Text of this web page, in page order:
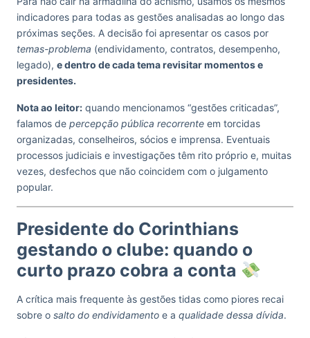
indicadores para todas as gestões analisadas ao longo das
próximas seções. A decisão foi apresentar os casos por
temas-problema (endividamento, contratos, desempenho,
legado), e dentro de cada tema revisitar momentos e
presidentes.
Nota ao leitor: quando mencionamos “gestões criticadas”,
falamos de percepção pública recorrente em torcidas
organizadas, conselheiros, sócios e imprensa. Eventuais
processos judiciais e investigações têm rito próprio e, muitas
vezes, desfechos que não coincidem com o julgamento
popular.
Presidente do Corinthians
gestando o clube: quando o
curto prazo cobra a conta
A crítica mais frequente às gestões tidas como piores recai
sobre o salto do endividamento e a qualidade dessa dívida.